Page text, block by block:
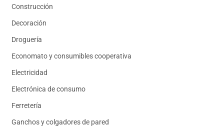
Construcción
Decoración
Droguería
Economato y consumibles cooperativa
Electricidad
Electrónica de consumo
Ferretería
Ganchos y colgadores de pared